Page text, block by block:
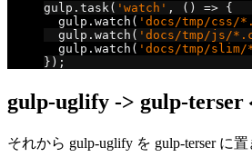
gulp . task( 'watch' , () => {
  gulp
. watch ( 'docs/tmp/css/
  gulp
. watch ( 'docs/tmp/js/
  gulp
. watch ( 'docs/tmp/
});
gulp-uglify -> gulp-terser
それから gulp-uglify を gulp-terser に置